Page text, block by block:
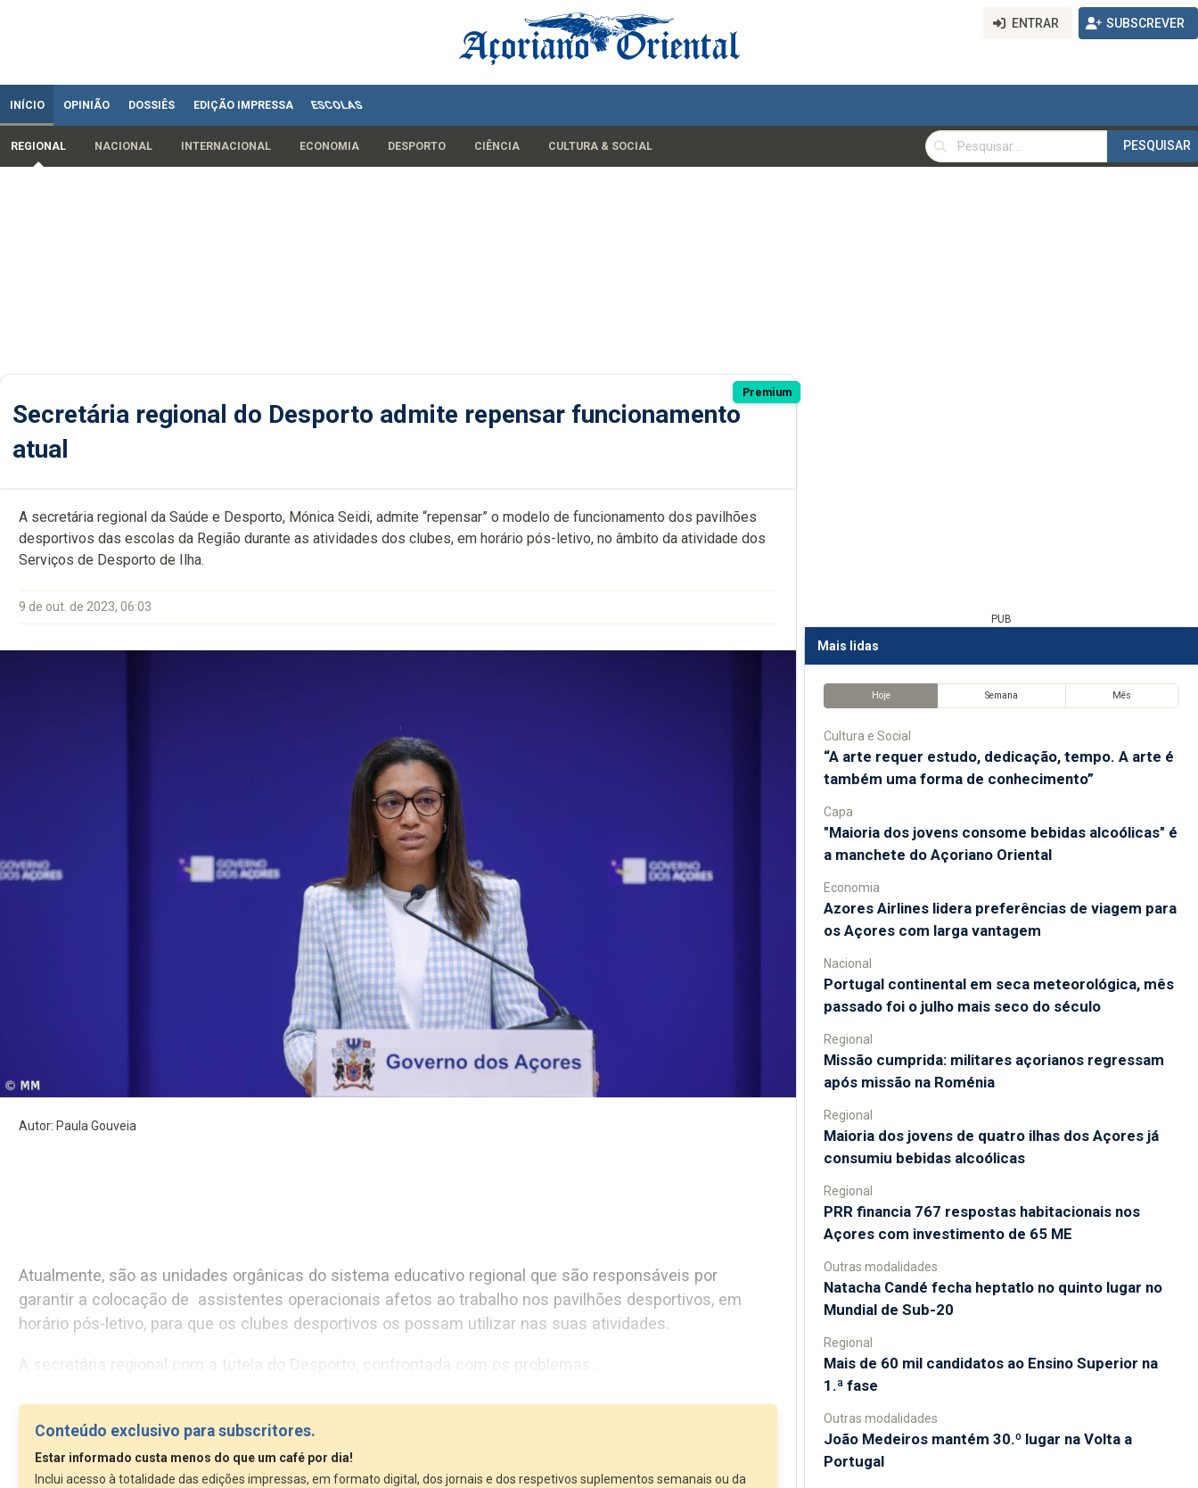
ENTRAR SUBSCREVER
INÍCIO OPINIÃO DOSSIÊS EDIÇÃO IMPRESSA ESCOLAS
REGIONAL NACIONAL INTERNACIONAL ECONOMIA DESPORTO CIÊNCIA CULTURA & SOCIAL
PESQUISAR
PESQUISAR
Premium
Secretária regional do Desporto admite repensar funcionamento
atual
A secretária regional da Saúde e Desporto, Mónica Seidi, admite “repensar” o modelo de funcionamento dos pavilhões
desportivos das escolas da Região durante as atividades dos clubes, em horário pós-letivo, no âmbito da atividade dos
Serviços de Desporto de Ilha.
9 de out. de 2023, 06:03
Autor: Paula Gouveia
Assistentes operacionais das escolas
queixam-se do trabalho nos pavilhões
desportivos
Atualmente, são as unidades orgânicas do sistema educativo regional que são responsáveis por
garantir a colocação de assistentes operacionais afetos ao trabalho nos pavilhões desportivos, em
horário pós-letivo, para que os clubes desportivos os possam utilizar nas suas atividades.
Conteúdo exclusivo para subscritores.
Estar informado custa menos do que um café por dia!
Inclui acesso à totalidade das edições impressas, em formato digital, dos jornais e dos respetivos suplementos semanais ou da
PUB
Mais lidas
Hoje Semana Mês
Cultura e Social
“A arte requer estudo, dedicação, tempo. A arte é
também uma forma de conhecimento”
Capa
"Maioria dos jovens consome bebidas alcoólicas" é
a manchete do Açoriano Oriental
Economia
Azores Airlines lidera preferências de viagem para
os Açores com larga vantagem
Nacional
Portugal continental em seca meteorológica, mês
passado foi o julho mais seco do século
Regional
Missão cumprida: militares açorianos regressam
após missão na Roménia
Regional
Maioria dos jovens de quatro ilhas dos Açores já
consumiu bebidas alcoólicas
Regional
PRR financia 767 respostas habitacionais nos
Açores com investimento de 65 ME
Outras modalidades
Natacha Candé fecha heptatlo no quinto lugar no
Mundial de Sub-20
Regional
Mais de 60 mil candidatos ao Ensino Superior na
1.ª fase
Outras modalidades
João Medeiros mantém 30.º lugar na Volta a
Portugal